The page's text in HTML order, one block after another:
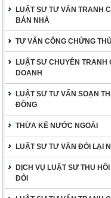
LUẬT SƯ TƯ VẤN TRANH
BÁN NHÀ
TƯ VẤN CÔNG CHỨNG
LUẬT SƯ CHUYÊN TRANH
DOANH
LUẬT SƯ TƯ VẤN SOẠN
ĐỒNG
THỪA KẾ NƯỚC NGOÀI
LUẬT SƯ TƯ VẤN ĐÒI LẠI
DỊCH VỤ LUẬT SƯ THU
ĐÒI